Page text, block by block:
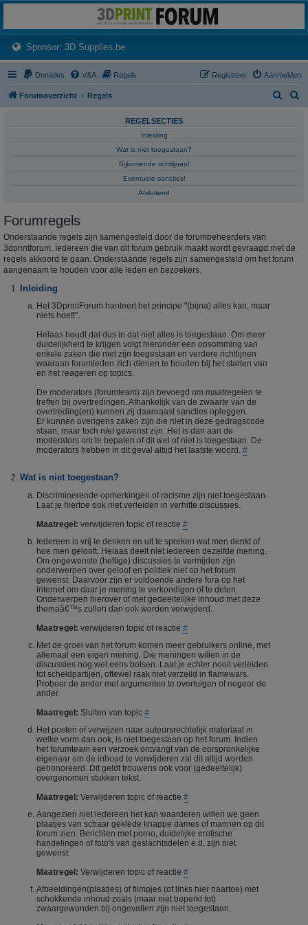
Het 3D print forum van de Benelux na de sluiting van 3dprintforum.nl
Sponsor: 3D Supplies.be(Opens a new tab)
Donaties V&A Regels Aanmelden
Registreer
Forumoverzicht Regels
e
REGELSECTIES
Inleiding
Wat is niet toegestaan?
Bijkomende richtlijnen!
Eventuele sancties!
Afsluitend
Forumregels
Onderstaande regels zijn samengesteld door de forumbeheerders van
3dprintforum. Iedereen die van dit forum gebruik maakt wordt gevraagd met de
regels akkoord te gaan. Onderstaande regels zijn samengesteld om het forum
aangenaam te houden voor alle leden en bezoekers.
Inleiding
Het 3DprintForum hanteert het principe "(bijna) alles kan, maar
niets hoeft".
Helaas houdt dat dus in dat niet alles is toegestaan. Om meer
duidelijkheid te krijgen volgt hieronder een opsomming van
enkele zaken die niet zijn toegestaan en verdere richtlijnen
waaraan forumleden zich dienen te houden bij het starten van
en het reageren op topics.
De moderators (forumteam) zijn bevoegd om maatregelen te
treffen bij overtredingen. Afhankelijk van de zwaarte van de
overtreding(en) kunnen zij daarnaast sancties opleggen.
Er kunnen overigens zaken zijn die niet in deze gedragscode
staan, maar toch niet gewenst zijn. Het is dan aan de
moderators om te bepalen of dit wel of niet is toegestaan. De
moderators hebben in dit geval altijd het laatste woord. #
Wat is niet toegestaan?
Discriminerende opmerkingen of racisme zijn niet toegestaan.
Laat je hiertoe ook niet verleiden in verhitte discussies.
Maatregel: verwijderen topic of reactie #
Iedereen is vrij te denken en uit te spreken wat men denkt of
hoe men gelooft. Helaas deelt niet iedereen dezelfde mening.
Om ongewenste (heftige) discussies te vermijden zijn
onderwerpen over geloof en politiek niet op het forum
gewenst. Daarvoor zijn er voldoende andere fora op het
internet om daar je mening te verkondigen of te delen.
Onderwerpen hierover of met gedeeltelijke inhoud met deze
themaâ€™s zullen dan ook worden verwijderd.
Maatregel: verwijderen topic of reactie #
Met de groei van het forum komen meer gebruikers online, met
allemaal een eigen mening. Die meningen willen in de
discussies nog wel eens botsen. Laat je echter nooit verleiden
tot scheldpartijen, oftewel raak niet verzeild in flamewars.
Probeer de ander met argumenten te overtuigen of negeer de
ander.
Maatregel: Sluiten van topic #
Het posten of verwijzen naar auteursrechtelijk materiaal in
welke vorm dan ook, is niet toegestaan op het forum. Indien
het forumteam een verzoek ontvangt van de oorspronkelijke
eigenaar om de inhoud te verwijderen zal dit altijd worden
gehonoreerd. Dit geldt trouwens ook voor (gedeeltelijk)
overgenomen stukken tekst.
Maatregel: Verwijderen topic of reactie #
Aangezien niet iedereen het kan waarderen willen we geen
plaatjes van schaar geklede knappe dames of mannen op dit
forum zien. Berichten met porno, duidelijke erotische
handelingen of foto's van geslachtsdelen e.d. zijn niet
gewenst.
Maatregel: Verwijderen topic of reactie #
Afbeeldingen(plaatjes) of filmpjes (of links hier naartoe) met
schokkende inhoud zoals (maar niet beperkt tot)
zwaargewonden bij ongevallen zijn niet toegestaan.